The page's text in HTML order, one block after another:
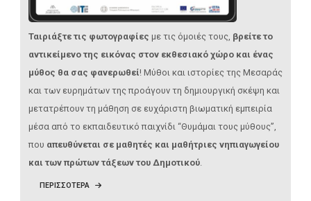
Ταιριάξτε τις φωτογραφίες με τις όμοιές τους, βρείτε το
αντικείμενο της εικόνας στον εκθεσιακό χώρο και ένας
μύθος θα σας φανερωθεί! Μύθοι και ιστορίες της Μεσαράς
και των ευρημάτων της προάγουν τη δημιουργική σκέψη και
μετατρέπουν τη μάθηση σε ευχάριστη βιωματική εμπειρία
μέσα από το εκπαιδευτικό παιχνίδι “Θυμάμαι τους μύθους”,
που απευθύνεται σε μαθητές και μαθήτριες νηπιαγωγείου
και των πρώτων τάξεων του Δημοτικού.
ΠΕΡΙΣΣΟΤΕΡΑ